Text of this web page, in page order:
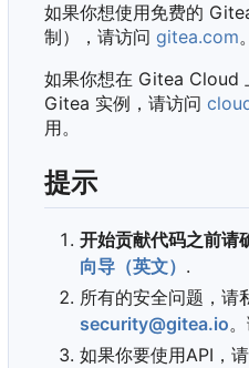
如果你想使用免费的
制），请访问 gitea.com。
如果你想在 Gitea Cloud
Gitea 实例，请访问
用。
提示
开始贡献代码之前请
向导（英文） .
所有的安全问题，请
security@gitea.io
如果你要使用API，